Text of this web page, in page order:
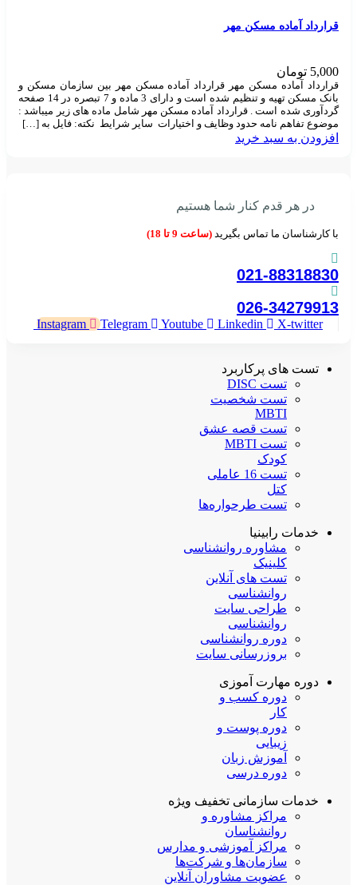
قرارداد آماده مسکن مهر
5,000 تومان
قرارداد آماده مسکن مهر قرارداد آماده مسکن مهر بین سازمان مسکن و
بانک مسکن تهیه و تنظیم شده است و دارای 3 ماده و 7 تبصره در 14 صفحه
گردآوری شده است . قرارداد آماده مسکن مهر شامل ماده های زیر میباشد :
موضوع تفاهم نامه حدود وظایف و اختیارات سایر شرایط نکته: فایل به […]
افزودن به سبد خرید
در هر قدم کنار شما هستیم
با کارشناسان ما تماس بگیرید (ساعت 9 تا 18)
021-88318830
026-34279913
Instagram Telegram Youtube Linkedin X-twitter
تست های پرکاربرد
تست DISC
تست شخصیت
MBTI
تست قصه عشق
تست MBTI
کودک
تست 16 عاملی
کتل
تست طرحواره‌ها
خدمات رابینیا
مشاوره روانشناسی
کلینیک
تست های آنلاین
روانشناسی
طراحی سایت
روانشناسی
دوره روانشناسی
بروزرسانی سایت
دوره مهارت آموزی
دوره کسب و
کار
دوره پوست و
زیبایی
آموزش زبان
دوره درسی
خدمات سازمانی تخفیف ویژه
مراکز مشاوره و
روانشناسان
مراکز آموزشی و مدارس
سازمان‌ها و شرکت‌ها
عضویت مشاوران آنلاین